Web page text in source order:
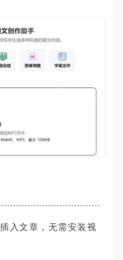
入文章，无需安装视